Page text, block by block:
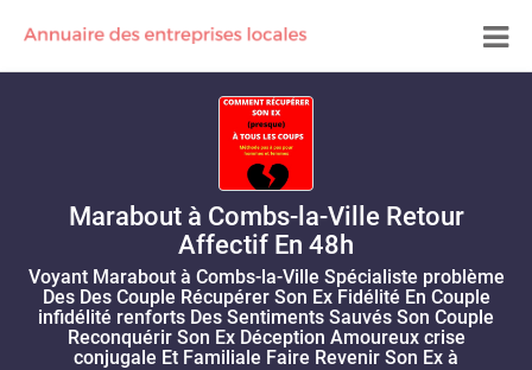
Marabout à Combs-la-Ville Retour
Affectif En 48h
Voyant Marabout à Combs-la-Ville Spécialiste problème
Des Des Couple Récupérer Son Ex Fidélité En Couple
infidélité renforts Des Sentiments Sauvés Son Couple
Reconquérir Son Ex Déception Amoureux crise
conjugale Et Familiale Faire Revenir Son Ex à